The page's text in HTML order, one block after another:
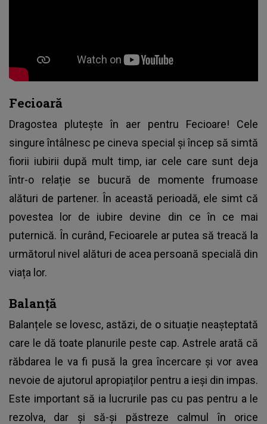
Fecioară
Dragostea plutește în aer pentru Fecioare! Cele
singure întâlnesc pe cineva special și încep să simtă
fiorii iubirii după mult timp, iar cele care sunt deja
într-o relație se bucură de momente frumoase
alături de partener. În această perioadă, ele simt că
povestea lor de iubire devine din ce în ce mai
puternică. În curând, Fecioarele ar putea să treacă la
următorul nivel alături de acea persoană specială din
viața lor.
Balanță
Balanțele se lovesc, astăzi, de o situație neașteptată
care le dă toate planurile peste cap. Astrele arată că
răbdarea le va fi pusă la grea încercare și vor avea
nevoie de ajutorul apropiaților pentru a ieși din impas.
Este important să ia lucrurile pas cu pas pentru a le
rezolva, dar și să-și păstreze calmul în orice